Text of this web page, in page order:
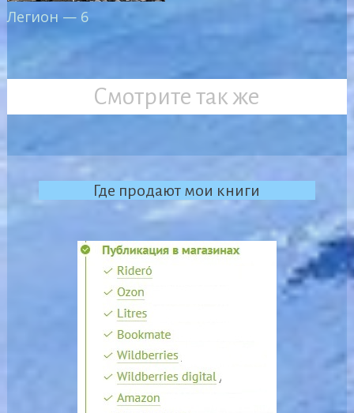
Легион — 6
Смотрите так же
Где продают мои книги